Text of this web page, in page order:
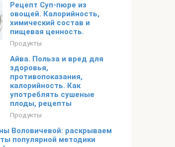
Рецепт Суп-пюре из
овощей. Калорийность,
химический состав и
пищевая ценность.
Продукты
Айва. Польза и вред для
здоровья,
противопоказания,
калорийность. Как
употреблять сушеные
плоды, рецепты
Продукты
Воловичевой: раскрываем
популярной методики